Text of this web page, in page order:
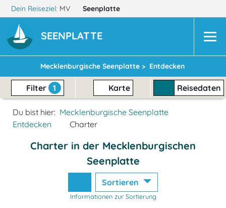
Dein Reiseziel: MV Seenplatte
SEENPLATTE
Mecklenburgische Seenplatte > Entdecken
Filter 1 Karte Reisedaten
Du bist hier: Mecklenburgische Seenplatte
Entdecken
Charter
Charter in der Mecklenburgischen
Seenplatte
Sortieren
Informationen zur Sortierung